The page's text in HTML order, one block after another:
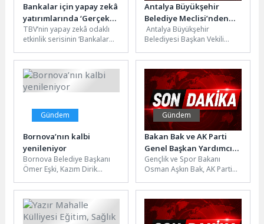
Bankalar için yapay zekâ
yatırımlarında ‘Gerçek
Değer’ dönemi
TBV’nin yapay zekâ odaklı
etkinlik serisinin ‘Bankalar
Dünya Etkileri’ başlıklı
buluşması...
Antalya Büyükşehir
Belediye Meclisi’nden
Antalyaspor’a destek
Antalya Büyükşehir
Belediyesi Başkan Vekili
sonu kendi saha ve seyircisi
önünde...
Gündem
Bornova’nın kalbi
yenileniyor
Bornova Belediye Başkanı
Ömer Eşki, Kazım Dirik
Caddesi’nde yürütülen yol
yenileme çalışmalarını
yerinde...
Gündem
Bakan Bak ve AK Parti
Genel Başkan Yardımcısı
Büyükgümüş, Başkan
Altay’ı Ziyaret Etti
Gençlik ve Spor Bakanı
Osman Aşkın Bak, AK Parti
Genel Merkez...